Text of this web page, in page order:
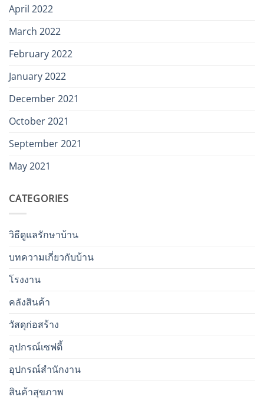
April 2022
March 2022
February 2022
January 2022
December 2021
October 2021
September 2021
May 2021
CATEGORIES
วิธีดูแลรักษาบ้าน
บทความเกี่ยวกับบ้าน
โรงงาน
คลังสินค้า
วัสดุก่อสร้าง
อุปกรณ์เซฟตี้
อุปกรณ์สำนักงาน
สินค้าสุขภาพ